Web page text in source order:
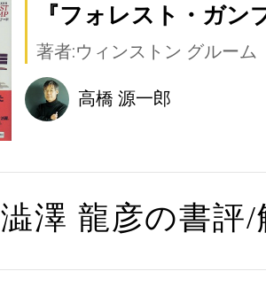
『フォレスト・ガン
著者:ウィンストン グルーム
高橋 源一郎
澁澤 龍彦の書評